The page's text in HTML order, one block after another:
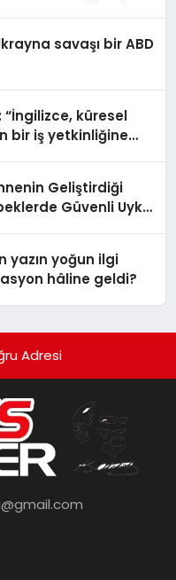
savaşı bir ABD
“İngilizce, küresel
bir iş yetkinliğine
Geliştirdiği
Güvenli Uyku
yazın yoğun ilgi
hâline geldi?
Adresi